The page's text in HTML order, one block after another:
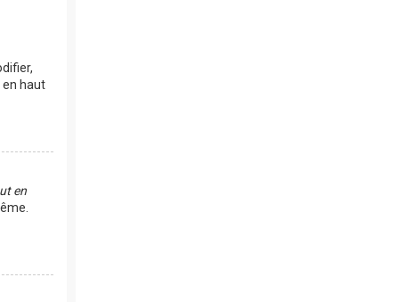
en haut
en